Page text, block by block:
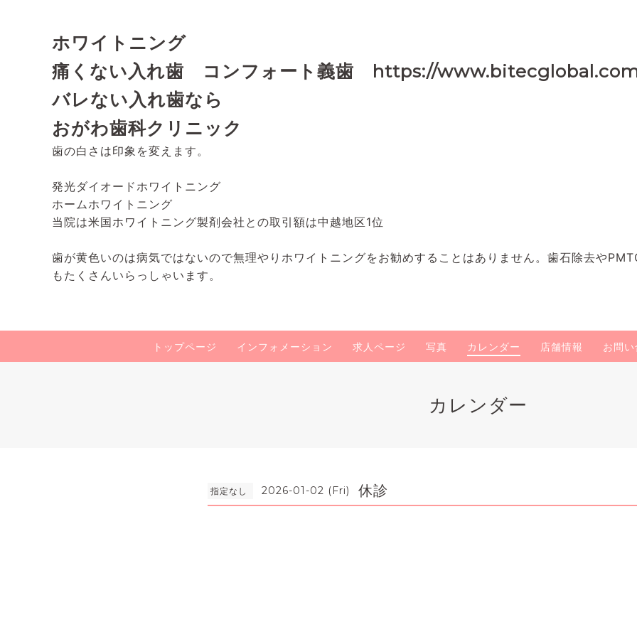
ホワイトニング
痛くない入れ歯 コンフォート義歯 https://
バレない入れ歯なら
おがわ歯科クリニック
歯の白さは印象を変えます。
発光ダイオードホワイトニング
ホームホワイトニング
当院は米国ホワイトニング製剤会社との取引額は中越地区1位
歯が黄色いのは病気ではないので無理やりホワイトニングをお勧めすることはありません。歯石除去や
もたくさんいらっしゃいます。
トップページ インフォメーション 求人ページ 写真 カレンダー 店舗情報 お問い
カレンダー
指定なし 2026-01-02 (Fri) 休診